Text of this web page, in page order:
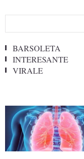
BARSOLETA
INTERESANTE
VIRALE